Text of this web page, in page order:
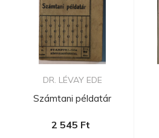
DR. LÉVAY EDE
Számtani példatár
2 545 Ft